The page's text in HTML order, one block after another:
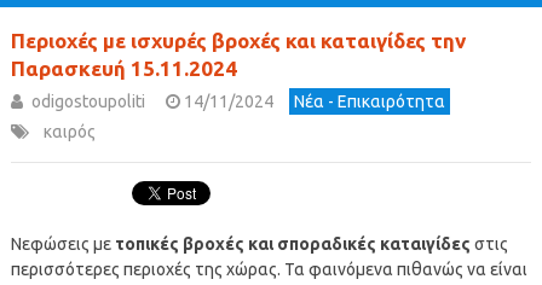
Περιοχές με ισχυρές βροχές και καταιγίδες την
Παρασκευή 15.11.2024
odigostoupoliti 14/11/2024
Νέα - Επικαιρότητα
καιρός
Νεφώσεις με τοπικές βροχές και σποραδικές καταιγίδες στις
περισσότερες περιοχές της χώρας. Τα φαινόμενα πιθανώς να είναι